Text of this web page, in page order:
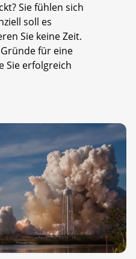
Sie fühlen sich
soll es
Sie keine Zeit.
für eine
Sie erfolgreich